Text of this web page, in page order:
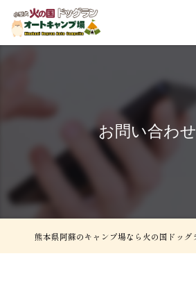
お問い合わせ